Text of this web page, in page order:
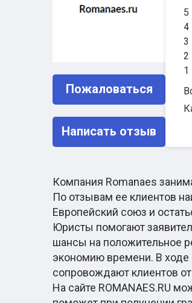
Пожаловаться
Написать отзыв
5
4
3
2
1
Компания Romanaes
По отзывам ее клиентов
Европейский союз и
Юристы помогают
шансы на положительное
экономию времени. В
сопровождают клиентов
На сайте ROMANAES.RU